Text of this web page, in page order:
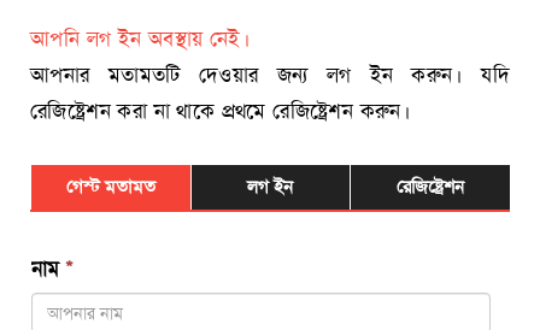
আপনি লগ ইন অবস্থায় নেই।
আপনার মতামতটি দেওয়ার জন্য লগ ইন করুন। যদি
রেজিষ্ট্রেশন করা না থাকে প্রথমে রেজিষ্ট্রেশন করুন।
গেস্ট মতামত লগ ইন রেজিষ্ট্রেশন
নাম*